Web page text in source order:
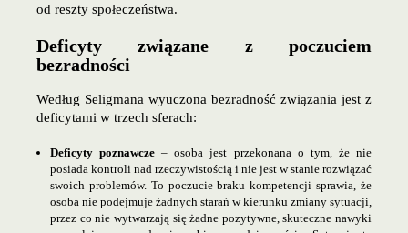
od reszty społeczeństwa.
Deficyty związane z poczuciem
bezradności
Według Seligmana wyuczona bezradność związania jest z
deficytami w trzech sferach:
Deficyty poznawcze – osoba jest przekonana o tym, że nie
posiada kontroli nad rzeczywistością i nie jest w stanie rozwiązać
swoich problemów. To poczucie braku kompetencji sprawia, że
osoba nie podejmuje żadnych starań w kierunku zmiany sytuacji,
przez co nie wytwarzają się żadne pozytywne, skuteczne nawyki